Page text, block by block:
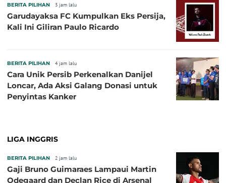
BERITA PILIHAN 3 jam lalu
Garudayaksa FC Kumpulkan Eks Persija,
Kali Ini Giliran Paulo Ricardo
BERITA PILIHAN 4 jam lalu
Cara Unik Persib Perkenalkan Danijel
Loncar, Ada Aksi Galang Donasi untuk
Penyintas Kanker
LIGA INGGRIS
BERITA PILIHAN 2 jam lalu
Gaji Bruno Guimaraes Lampaui Martin
Odegaard dan Declan Rice di Arsenal